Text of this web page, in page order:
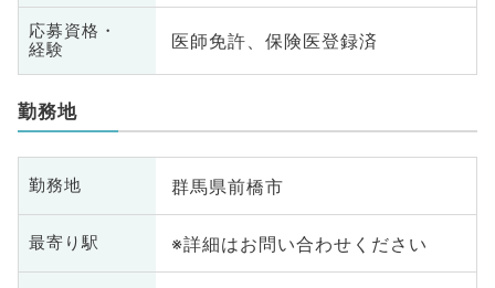
応募資格・
経験
医師免許、保険医登録済
勤務地
勤務地 群馬県前橋市
最寄り駅 ※詳細はお問い合わせください